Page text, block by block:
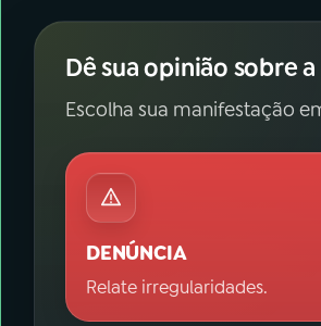
Dê sua opinião sobre
Escolha sua manifestação
DENÚNCIA
Relate irregularidades.